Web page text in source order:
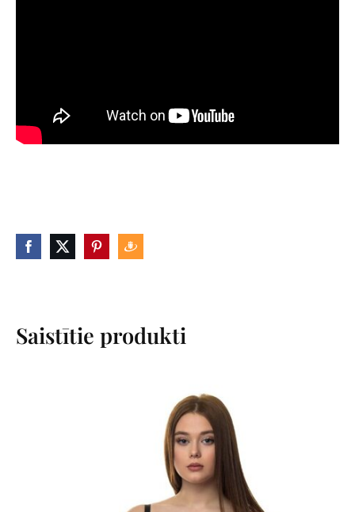
Saistītie produkti